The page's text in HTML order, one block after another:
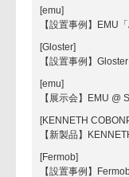
[emu]
【設置事例】EMU「
[Gloster]
【設置事例】
[emu]
【展示会】EMU @
[KENNETH
【新製品】
[Fermob]
【設置事例】